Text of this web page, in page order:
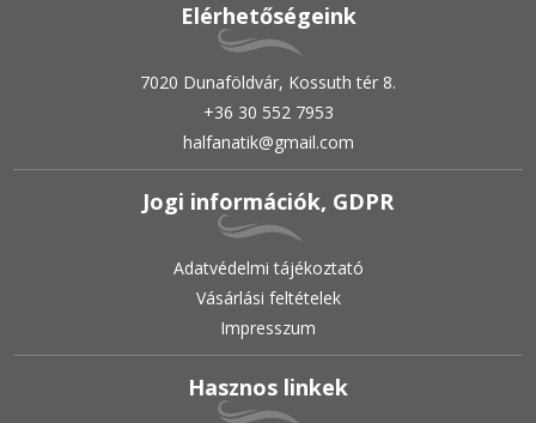
Elérhetőségeink
7020 Dunaföldvár, Kossuth tér 8.
+36 30 552 7953
halfanatik@gmail.com
Jogi információk, GDPR
Adatvédelmi tájékoztató
Vásárlási feltételek
Impresszum
Hasznos linkek